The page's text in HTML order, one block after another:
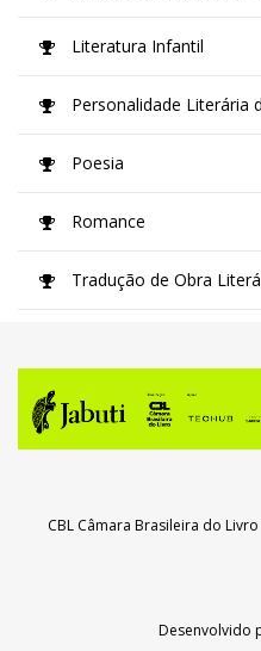
Literatura Infantil
Personalidade Literária
Poesia
Romance
Tradução de Obra
CBL Câmara Brasileira do Livro
Desenvolvido